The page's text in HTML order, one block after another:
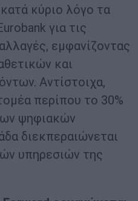
κύριο λόγο τα
για τις
εμφανίζοντας
και
Αντίστοιχα,
περίπου το 30%
ψηφιακών
διεκπεραιώνεται
υπηρεσιών της